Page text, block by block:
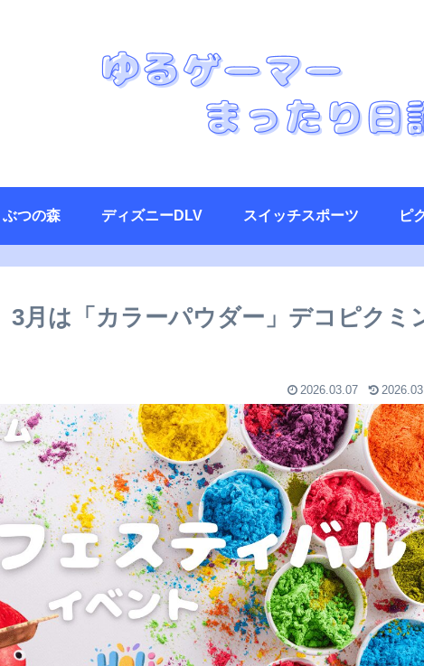
つの森 ディズニーDLV スイッチスポーツ ピ
3月は「カラーパウダー」デコピクミ
2026.03.07